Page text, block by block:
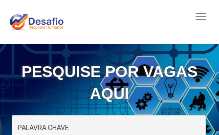
PESQUISE POR VAGAS
AQUI